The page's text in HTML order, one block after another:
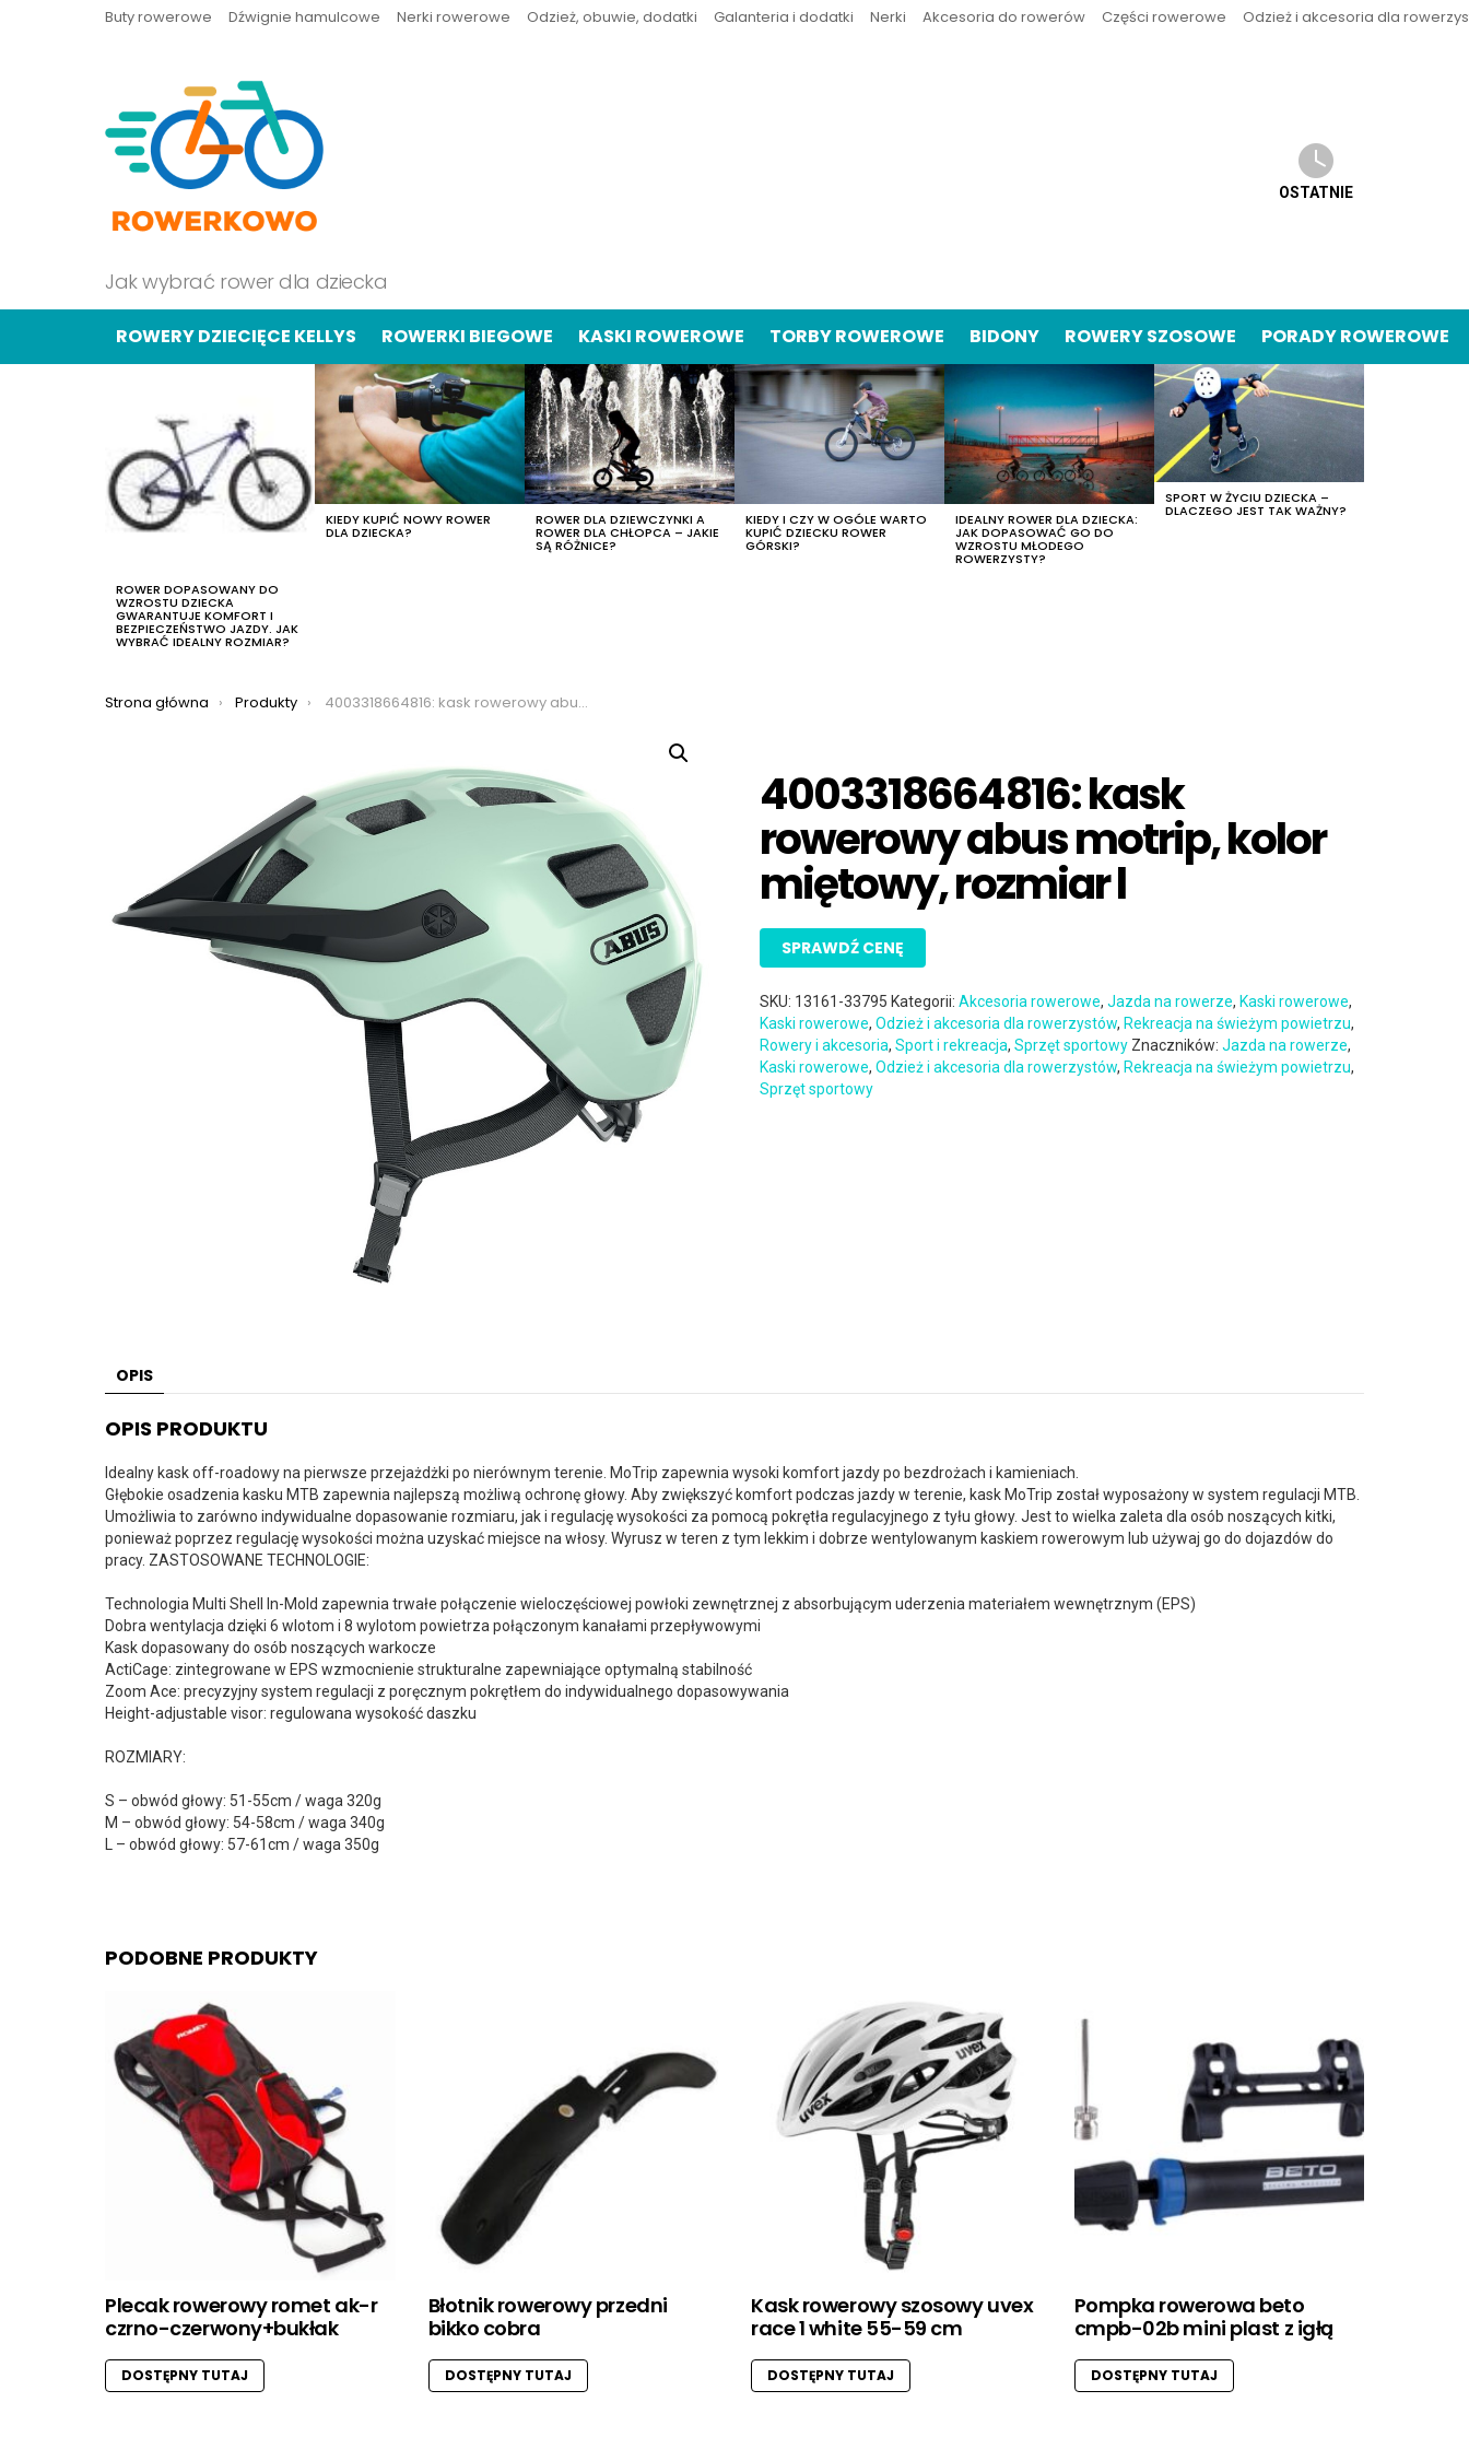
Buty rowerowe Dźwignie hamulcowe Nerki rowerowe Odzież, obuwie, dodatki Galanteria i dodatki Nerki Akcesoria do rowerów Części rowerowe Odzież i akcesoria dla
Jak wybrać rower dla dziecka
OSTATNIE
ROWERY DZIECIĘCE KELLYS ROWERKI BIEGOWE KASKI ROWEROWE TORBY ROWEROWE BIDONY ROWERY SZOSOWE PORADY ROWEROWE
ROWER DOPASOWANY DO
WZROSTU DZIECKA
GWARANTUJE KOMFORT I
BEZPIECZEŃSTWO JAZDY. JAK
WYBRAĆ IDEALNY ROZMIAR?
KIEDY KUPIĆ NOWY ROWER
DLA DZIECKA?
ROWER DLA DZIEWCZYNKI A
ROWER DLA CHŁOPCA – JAKIE
SĄ RÓŻNICE?
KIEDY I CZY W OGÓLE WARTO
KUPIĆ DZIECKU ROWER
GÓRSKI?
IDEALNY ROWER DLA DZIECKA:
JAK DOPASOWAĆ GO DO
WZROSTU MŁODEGO
ROWERZYSTY?
SPORT W ŻYCIU DZIECKA –
DLACZEGO JEST TAK WAŻNY?
Jesteś tutaj:
Strona główna Produkty 4003318664816: kask rowerowy abus motrip, kolor miętowy, rozmiar l
4003318664816: kask
rowerowy abus motrip, kolor
miętowy, rozmiar l
SPRAWDŹ CENĘ
SKU: 13161-33795 Kategorii:Akcesoria rowerowe,Jazda na rowerze, Kaski rowerowe,
Kaski rowerowe,Odzież i akcesoria dla rowerzystów, Rekreacja na świeżym powietrzu,
Rowery i akcesoria,Sport i rekreacja,Sprzęt sportowy Znaczników:Jazda na rowerze,
Kaski rowerowe,Odzież i akcesoria dla rowerzystów, Rekreacja na świeżym powietrzu,
Sprzęt sportowy
OPIS
OPIS PRODUKTU
Idealny kask off-roadowy na pierwsze przejażdżki po nierównym terenie. MoTrip zapewnia wysoki komfort jazdy po bezdrożach i kamieniach.
Głębokie osadzenia kasku MTB zapewnia najlepszą możliwą ochronę głowy. Aby zwiększyć komfort podczas jazdy w terenie, kask MoTrip został wyposażony w system regulacji MTB.
Umożliwia to zarówno indywidualne dopasowanie rozmiaru, jak i regulację wysokości za pomocą pokrętła regulacyjnego z tyłu głowy. Jest to wielka zaleta dla osób noszących kitki,
ponieważ poprzez regulację wysokości można uzyskać miejsce na włosy. Wyrusz w teren z tym lekkim i dobrze wentylowanym kaskiem rowerowym lub używaj go do dojazdów do
pracy. ZASTOSOWANE TECHNOLOGIE:
Technologia Multi Shell In-Mold zapewnia trwałe połączenie wieloczęściowej powłoki zewnętrznej z absorbującym uderzenia materiałem wewnętrznym (EPS)
Dobra wentylacja dzięki 6 wlotom i 8 wylotom powietrza połączonym kanałami przepływowymi
Kask dopasowany do osób noszących warkocze
ActiCage: zintegrowane w EPS wzmocnienie strukturalne zapewniające optymalną stabilność
Zoom Ace: precyzyjny system regulacji z poręcznym pokrętłem do indywidualnego dopasowywania
Height-adjustable visor: regulowana wysokość daszku
ROZMIARY:
S – obwód głowy: 51-55cm / waga 320g
M – obwód głowy: 54-58cm / waga 340g
L – obwód głowy: 57-61cm / waga 350g
PODOBNE PRODUKTY
Plecak rowerowy romet ak-r
czrno-czerwony+bukłak
DOSTĘPNY TUTAJ
Błotnik rowerowy przedni
bikko cobra
DOSTĘPNY TUTAJ
Kask rowerowy szosowy uvex
race 1 white 55-59 cm
DOSTĘPNY TUTAJ
Pompka rowerowa beto
cmpb-02b mini plast z igłą
DOSTĘPNY TUTAJ